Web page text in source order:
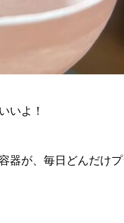
いよ！
器が、毎日どんだけ